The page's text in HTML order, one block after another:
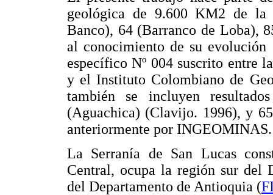
geológica de 9.600 KM2 de la
Banco), 64 (Barranco de Loba),
al conocimiento de su evolución
específico Nº 004 suscrito entre
y el Instituto Colombiano de
también se incluyen
(Aguachica) (Clavijo. 1996), y
anteriormente por INGEOMINAS.
La Serranía de San Lucas
Central, ocupa la región sur del
del Departamento de Antioquia (